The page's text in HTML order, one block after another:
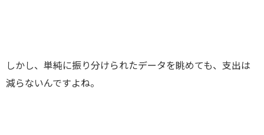
しかし、単純に振り分けられたデータを眺めても、支出は
減らないんですよね。